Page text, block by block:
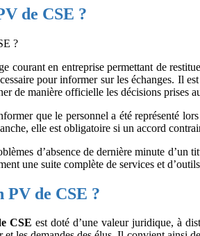
de CSE ?
courant en entreprise permettant de
pour informer sur les échanges. Il
de manière officielle les décisions prises
que le personnel a été représenté
elle est obligatoire si un accord
d’absence de dernière minute d’un
une suite complète de services et
de CSE ?
CSE est doté d’une valeur juridique, à